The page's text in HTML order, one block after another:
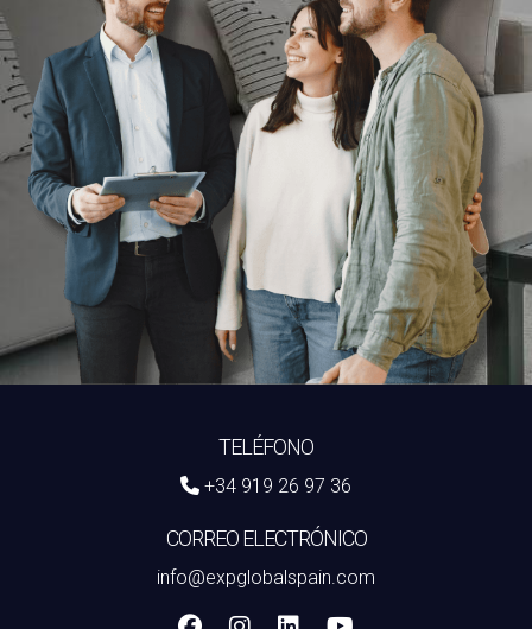
TELÉFONO
+34 919 26 97 36
CORREO ELECTRÓNICO
info@expglobalspain.com